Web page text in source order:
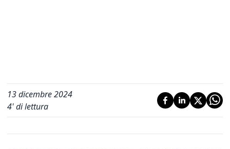
13 dicembre 2024
4' di lettura